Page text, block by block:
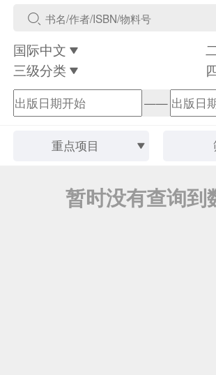
国际中文
三级分类
——
重点项目
暂时没有查询到